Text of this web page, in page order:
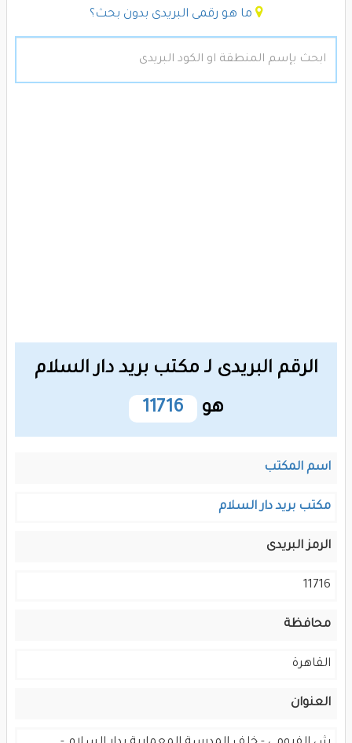
ما هو رقمى البريدى بدون بحث؟
الرقم البريدى لـ مكتب بريد دار السلام
هو
11716
اسم المكتب
مكتب بريد دار السلام
الرمز البريدى
11716
محافظة
القاهرة
العنوان